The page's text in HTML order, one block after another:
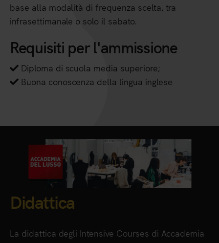
base alla modalità di frequenza scelta, tra
infrasettimanale o solo il sabato.
Requisiti per l'ammissione
Diploma di scuola media superiore;
Buona conoscenza della lingua inglese
Didattica
La didattica degli Intensive Courses di Accademia